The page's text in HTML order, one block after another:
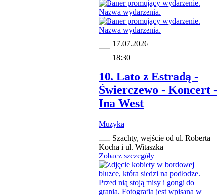
17.07.2026
18:30
10. Lato z Estradą -
Świerczewo - Koncert -
Ina West
Muzyka
Szachty, wejście od ul. Roberta
Kocha i ul. Witaszka
Zobacz szczegóły